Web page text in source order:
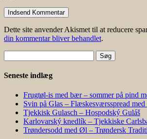
Dette site anvender Akismet til at reducere
din kommentar bliver behandlet.
efter:
Seneste indlæg
Frugtøl-is med bær – sommer på pind
Svin på Glas – Flæskesværsspread
Tjekkisk Gulasch – Hospodský Guláš
Karlovarský knedlík – Tjekkiske
Trøndersodd med Øl – Trøndersk